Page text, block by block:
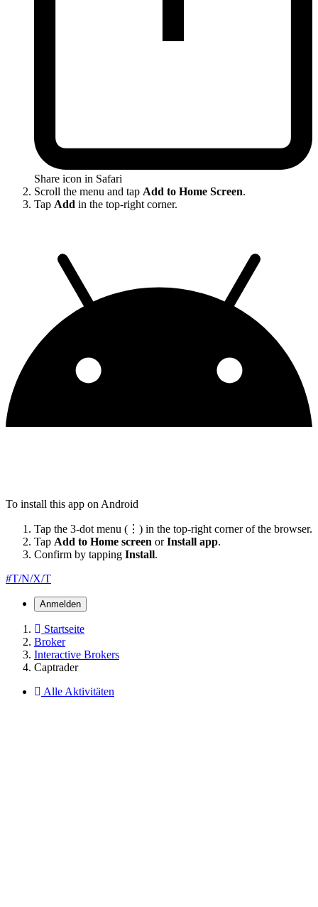
Share icon in Safari
Scroll the menu and tap Add to Home Screen.
Tap Add in the top-right corner.
To install this app on Android
Tap the 3-dot menu (⋮) in the top-right corner of the browser.
Tap Add to Home screen orInstall app.
Confirm by tapping Install.
#T/N/X/T
Anmelden
Startseite
Broker
Interactive Brokers
Captrader
Alle Aktivitäten